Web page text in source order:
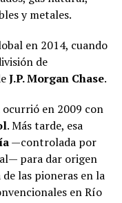
y metales.
en 2014, cuando
de
J.P. Morgan Chase.
en 2009 con
. Más tarde, esa
—controlada por
para dar origen
de las pioneras en la
en Río